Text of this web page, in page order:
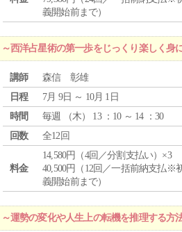
義開始前まで）
西洋占星術の第一歩をじっくり楽しく身
講師
森信 彰雄
日程
7月 9日 ～ 10月 1日
時間
毎週 （木） 13 ：10 ～ 14 ：30
回数
全12回
料金
14,580円（4回／分割支払い）×3
40,500円（12回／一括前納支払※
義開始前まで）
運勢の変化や人生上の転機を推理する方